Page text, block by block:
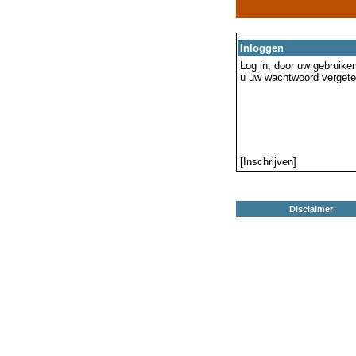
Inloggen
Log in, door uw
u uw wachtwoord
[Inschrijven]
Disclaimer